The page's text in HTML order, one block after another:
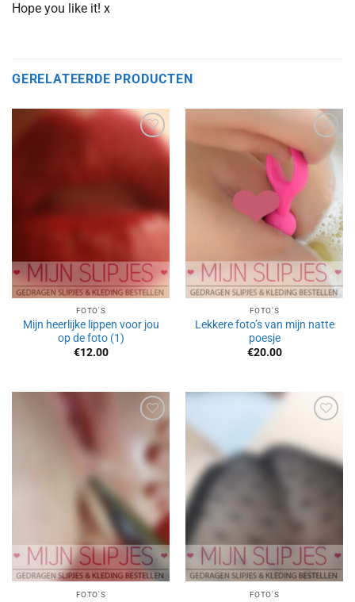
Hope you like it! x
GERELATEERDE PRODUCTEN
FOTO'S
Mijn heerlijke lippen voor jou
op de foto (1)
€12.00
Aan
verlanglijst
toevoegen
FOTO'S
Lekkere foto’s van mijn natte
poesje
€20.00
verlanglijst
toevoegen
FOTO'S
verlanglijst
toevoegen
FOTO'S